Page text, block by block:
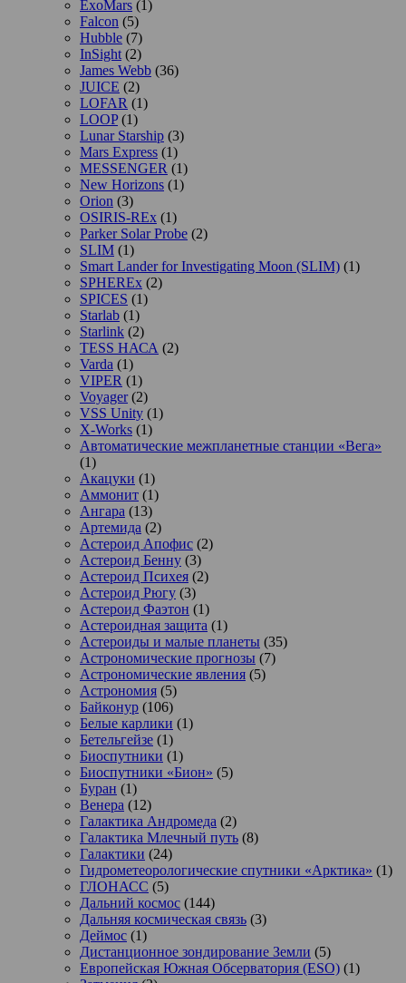
ExoMars (1)
Falcon (5)
Hubble (7)
InSight (2)
James Webb (36)
JUICE (2)
LOFAR (1)
LOOP(1)
Lunar Starship (3)
Mars Express (1)
MESSENGER (1)
New Horizons (1)
Orion (3)
OSIRIS-REx (1)
Parker Solar Probe (2)
SLIM (1)
Smart Lander for Investigating Moon (SLIM) (1)
SPHEREx (2)
SPICES (1)
Starlab (1)
Starlink (2)
TESS НАСА (2)
Varda (1)
VIPER (1)
Voyager(2)
VSS Unity (1)
X-Works (1)
Автоматические межпланетные станции «Вега»
(1)
Акацуки (1)
Аммонит (1)
Ангара (13)
Артемида (2)
Астероид Апофис (2)
Астероид Бенну (3)
Астероид Психея (2)
Астероид Рюгу (3)
Астероид Фаэтон (1)
Астероидная защита (1)
Астероиды и малые планеты (35)
Астрономические прогнозы (7)
Астрономические явления (5)
Астрономия (5)
Байконур (106)
Белые карлики (1)
Бетельгейзе (1)
Биоспутники (1)
Биоспутники «Бион» (5)
Буран (1)
Венера (12)
Галактика Андромеда (2)
Галактика Млечный путь (8)
Галактики (24)
Гидрометеорологические спутники «Арктика» (1)
ГЛОНАСС (5)
Дальний космос (144)
Дальняя космическая связь (3)
Деймос (1)
Дистанционное зондирование Земли (5)
Европейская Южная Обсерватория (ESO) (1)